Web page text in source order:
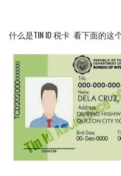
什么是TIN ID 税卡 看下面的这